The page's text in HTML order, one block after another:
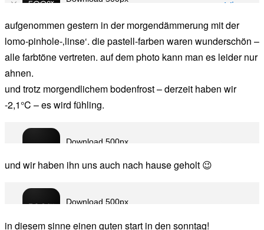
aufgenommen gestern in der morgendämmerung mit der
lomo-pinhole-‚linse‘. die pastell-farben waren wunderschön –
alle farbtöne vertreten. auf dem photo kann man es leider nur
ahnen.
und trotz morgendlichem bodenfrost – derzeit haben wir
-2,1°C – es wird fühling.
und wir haben ihn uns auch nach hause geholt 😉
in diesem sinne einen guten start in den sonntag!